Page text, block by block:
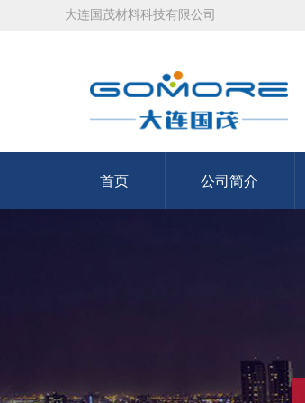
大连国茂材料科技有限公司
首页 公司简介